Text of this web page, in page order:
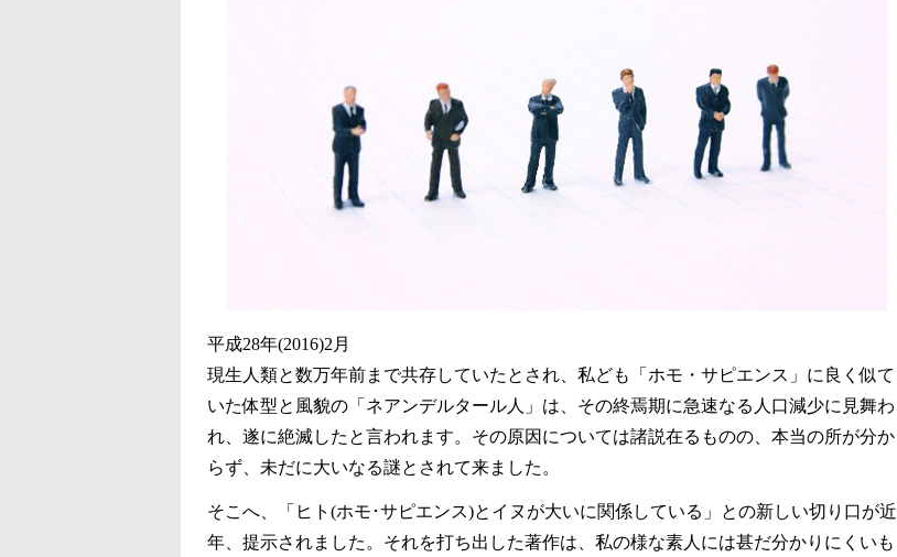
平成28年(2016)2月
現生人類と数万年前まで共存していたとされ、私ども「ホモ・サピエンス」に良く似て
いた体型と風貌の「ネアンデルタール人」は、その終焉期に急速なる人口減少に見舞わ
れ、遂に絶滅したと言われます。その原因については諸説在るものの、本当の所が分か
らず、未だに大いなる謎とされて来ました。
そこへ、「ヒト(ホモ･サピエンス)とイヌが大いに関係している」との新しい切り口が近
年、提示されました。それを打ち出した著作は、私の様な素人には甚だ分かりにくいも